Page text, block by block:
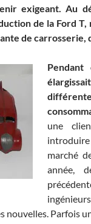
exigeant. Au
de la Ford T,
de carrosserie,
une
marché
année,
nouvelles. Parfois